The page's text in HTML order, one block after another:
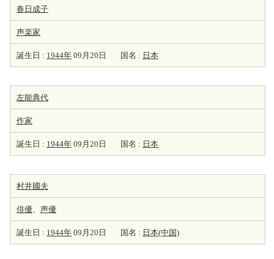
春日成子
声楽家
誕生日 : 1944年 09月20日 国名 : 日本
左能典代
作家
誕生日 : 1944年 09月20日 国名 : 日本
村井國夫
俳優、 声優
誕生日 : 1944年 09月20日 国名 : 日本(中国)